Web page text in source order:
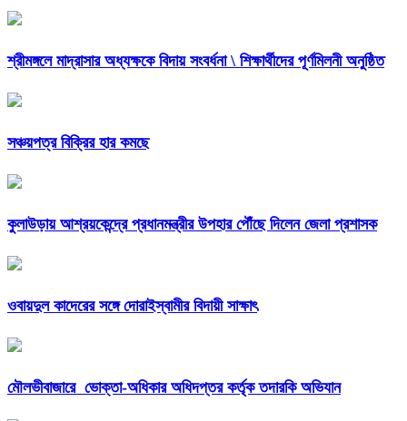
শ্রীমঙ্গলে মাদ্রাসার অধ্যক্ষকে বিদায় সংবর্ধনা \ শিক্ষার্থীদের পূর্ণমিলনী অনুষ্ঠিত
সঞ্চয়পত্র বিক্রির হার কমছে
কুলাউড়ায় আশ্রয়কেন্দ্রে প্রধানমন্ত্রীর উপহার পৌঁছে দিলেন জেলা প্রশাসক
ওবায়দুল কাদেরের সঙ্গে দোরাইস্বামীর বিদায়ী সাক্ষাৎ
মৌলভীবাজারে ভোক্তা-অধিকার অধিদপ্তর কর্তৃক তদারকি অভিযান